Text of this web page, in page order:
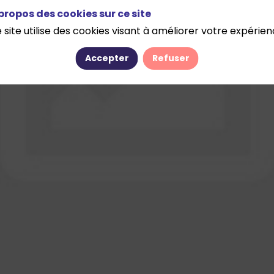
des cookies sur ce site
site utilise des cookies visant à améliorer votre
Accepter Refuser